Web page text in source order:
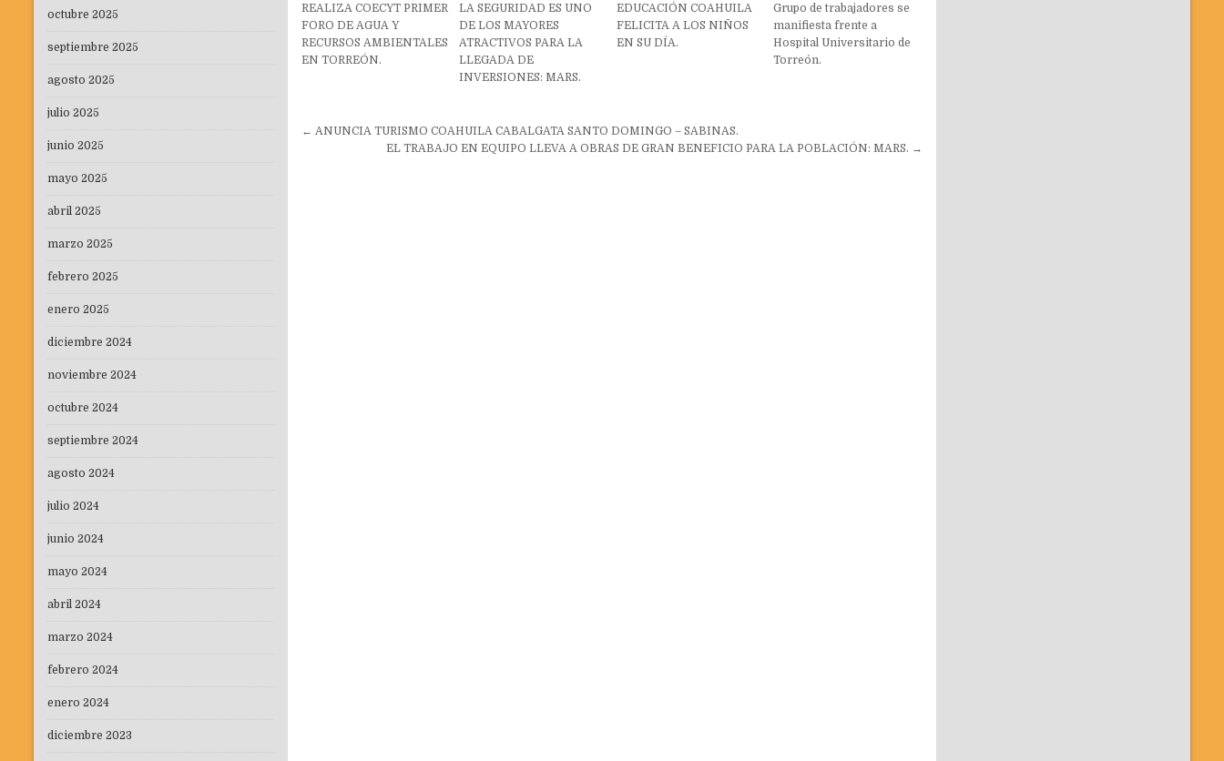
REALIZA COECYT PRIMER
FORO DE AGUA Y
RECURSOS AMBIENTALES
EN TORREÓN.
LA SEGURIDAD ES UNO
DE LOS MAYORES
ATRACTIVOS PARA LA
LLEGADA DE
INVERSIONES: MARS.
EDUCACIÓN COAHUILA
FELICITA A LOS NIÑOS
EN SU DÍA.
Grupo de trabajadores se
manifiesta frente a
Hospital Universitario de
Torreón.
Navegación
← ANUNCIA TURISMO COAHUILA CABALGATA SANTO DOMINGO – SABINAS.
EL TRABAJO EN EQUIPO LLEVA A OBRAS DE GRAN BENEFICIO PARA LA POBLACIÓN: MARS. →
octubre 2025
septiembre 2025
agosto 2025
julio 2025
junio 2025
mayo 2025
abril 2025
marzo 2025
febrero 2025
enero 2025
diciembre 2024
noviembre 2024
octubre 2024
septiembre 2024
agosto 2024
julio 2024
junio 2024
mayo 2024
abril 2024
marzo 2024
febrero 2024
enero 2024
diciembre 2023